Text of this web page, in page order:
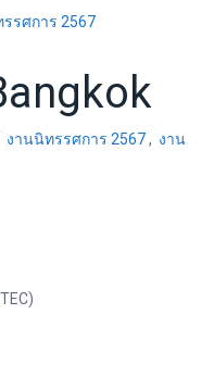
รศการ 2567
งานนิทรรศการ 2567, งาน